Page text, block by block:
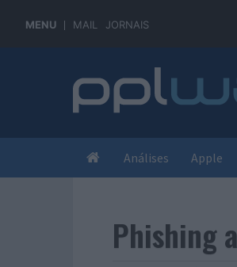
MENU MAIL JORNAIS
Análises Apple
Phishing